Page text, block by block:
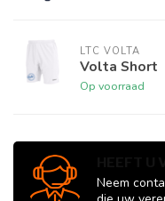
LTC VOLTA
Volta Short
Op voorraad
Neem